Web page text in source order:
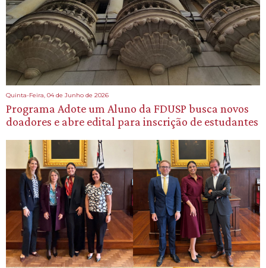
Quinta-Feira, 04 de Junho de 2026
Programa Adote um Aluno da FDUSP busca novos
doadores e abre edital para inscrição de estudantes